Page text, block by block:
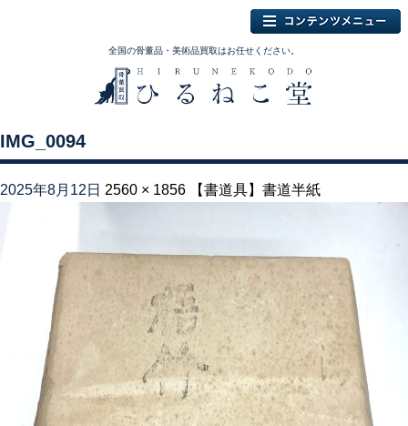
全国の骨董品・美術品買取はお任せください。
IMG_0094
2025年8月12日 2560 × 1856 【書道具】書道半紙